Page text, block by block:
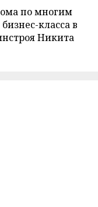
по многим
класса в
Никита